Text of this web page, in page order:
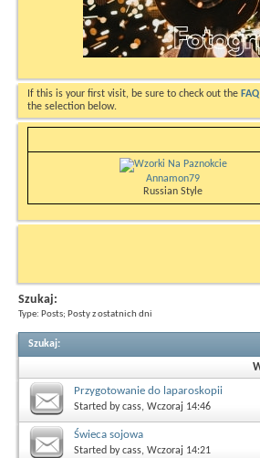
If this is your first visit, be sure to check out the FAQ
the selection below.
Annamon79
Russian Style
Szukaj:
Type: Posts; Posty z ostatnich dni
Szukaj:
Przygotowanie do laparoskopii
Started bycass, Wczoraj 14:46
Świeca sojowa
Started bycass, Wczoraj 14:21